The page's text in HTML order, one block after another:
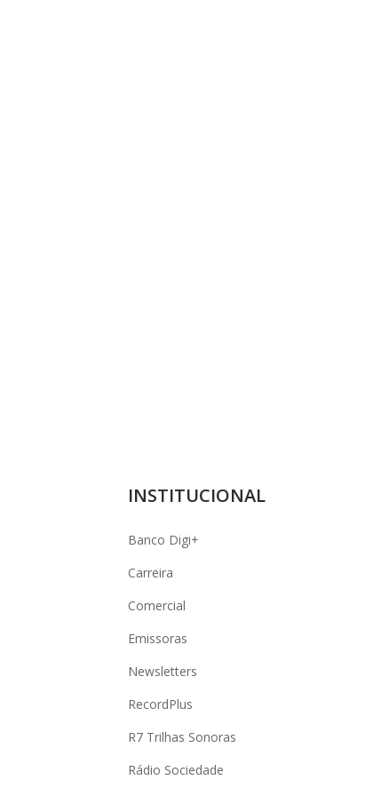
INSTITUCIONAL
Banco Digi+
Carreira
Comercial
Emissoras
Newsletters
RecordPlus
R7 Trilhas Sonoras
Rádio Sociedade